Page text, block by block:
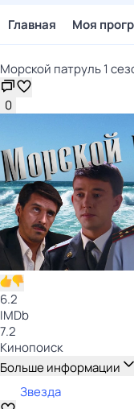
Главная Моя
Морской патруль 1
0
6.2
IMDb
7.2
Кинопоиск
Больше информации
Звезда